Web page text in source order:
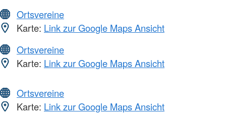
Ortsvereine
Karte: Link zur Google Maps Ansicht
Ortsvereine
Karte: Link zur Google Maps Ansicht
Ortsvereine
Karte: Link zur Google Maps Ansicht